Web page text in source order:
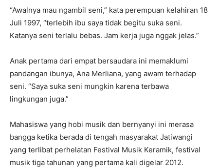
“Awalnya mau ngambil seni,” kata perempuan kelahiran 18
Juli 1997, “terlebih ibu saya tidak begitu suka seni.
Katanya seni terlalu bebas. Jam kerja juga nggak jelas.”
Anak pertama dari empat bersaudara ini memaklumi
pandangan ibunya, Ana Merliana, yang awam terhadap
seni. “Saya suka seni mungkin karena terbawa
lingkungan juga.”
Mahasiswa yang hobi musik dan bernyanyi ini merasa
bangga ketika berada di tengah masyarakat Jatiwangi
yang terlibat perhelatan Festival Musik Keramik, festival
musik tiga tahunan yang pertama kali digelar 2012.